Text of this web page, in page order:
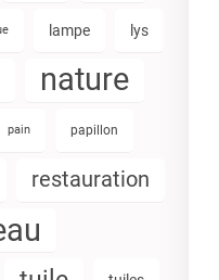
lampe lys
nature
pain papillon
restauration